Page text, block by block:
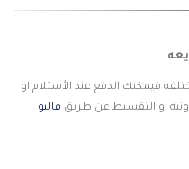
فيمكنك الدفع عند الأستلام او
او التقسيط عن طريق فاليو